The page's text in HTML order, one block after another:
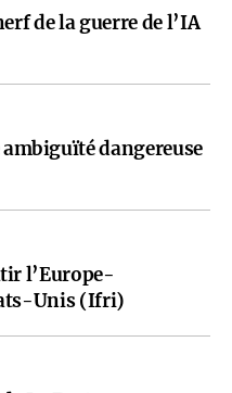
de la guerre de l’IA
dangereuse
l’Europe-
Unis (Ifri)